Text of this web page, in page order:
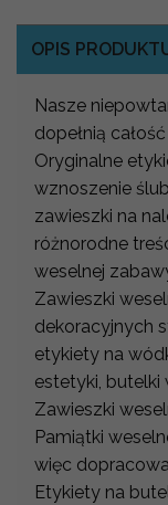
OPIS
Nasze
dopełnią
Oryginalne
wznoszenie
zawieszki na
różnorodne
weselnej
Zawieszki
dekoracyjnych
etykiety na
estetyki, butelki
Zawieszki
Pamiątki
więc
Etykiety na